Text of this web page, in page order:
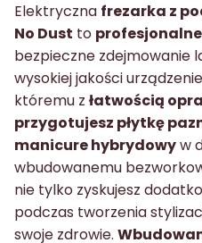
Elektryczna frezarka z
No Dust to
bezpieczne zdejmowanie
wysokiej jakości
któremu z łatwością
przygotujesz płytkę
manicure hybrydowyw
wbudowanemu
nie tylko zyskujesz
podczas tworzenia
swoje zdrowie.